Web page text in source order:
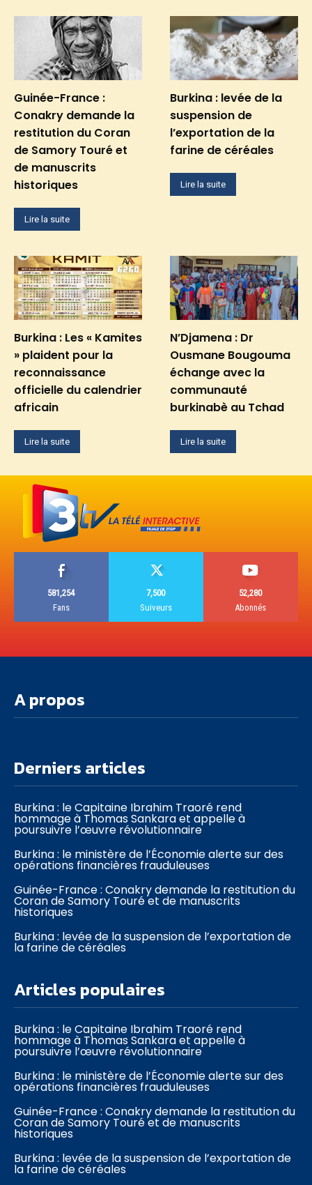
Guinée-France :
Conakry demande la
restitution du Coran
de Samory Touré et
de manuscrits
historiques
Lire la suite
Burkina : levée de la
suspension de
l’exportation de la
farine de céréales
Lire la suite
Burkina : Les « Kamites
» plaident pour la
reconnaissance
officielle du calendrier
africain
Lire la suite
N’Djamena : Dr
Ousmane Bougouma
échange avec la
communauté
burkinabè au Tchad
Lire la suite
581,254
Fans
7,500
Suiveurs
52,280
Abonnés
A propos
Derniers articles
Burkina : le Capitaine Ibrahim Traoré rend
hommage à Thomas Sankara et appelle à
poursuivre l’œuvre révolutionnaire
Burkina : le ministère de l’Économie alerte sur des
opérations financières frauduleuses
Guinée-France : Conakry demande la restitution du
Coran de Samory Touré et de manuscrits
historiques
Burkina : levée de la suspension de l’exportation de
la farine de céréales
Articles populaires
Burkina : le Capitaine Ibrahim Traoré rend
hommage à Thomas Sankara et appelle à
poursuivre l’œuvre révolutionnaire
Burkina : le ministère de l’Économie alerte sur des
opérations financières frauduleuses
Guinée-France : Conakry demande la restitution du
Coran de Samory Touré et de manuscrits
historiques
Burkina : levée de la suspension de l’exportation de
la farine de céréales